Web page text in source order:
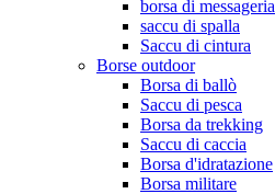
borsa di messageria
saccu di spalla
Saccu di cintura
Borse outdoor
Borsa di ballò
Saccu di pesca
Borsa da trekking
Saccu di caccia
Borsa d'idratazione
Borsa militare